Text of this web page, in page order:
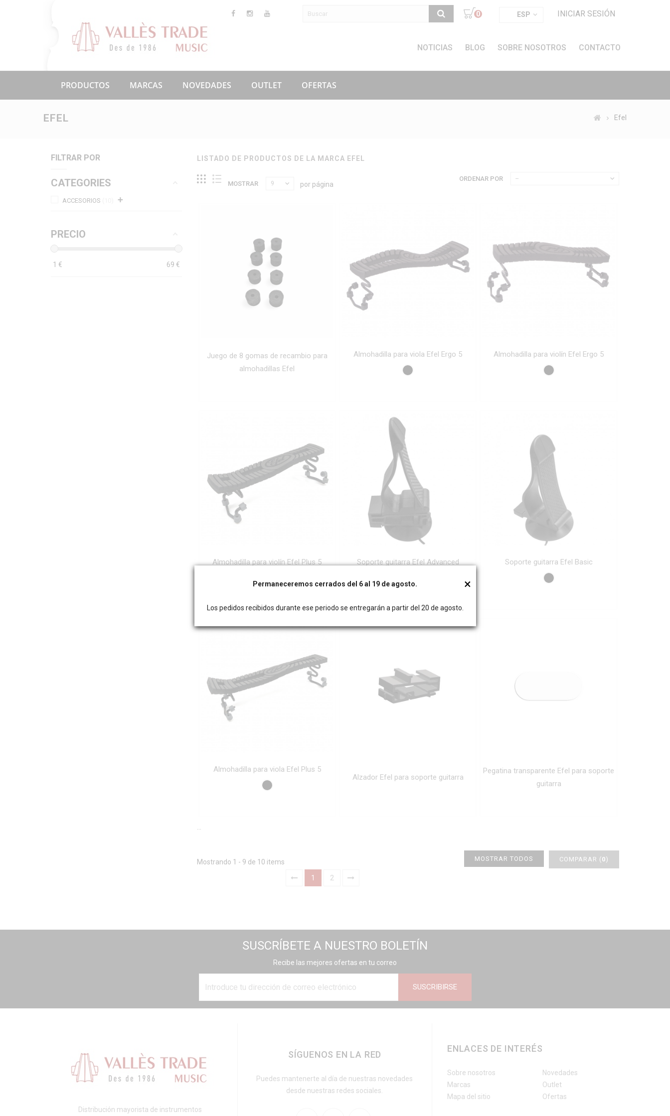
INICIAR SESIÓN
ESP
0
NOTICIAS BLOG SOBRE NOSOTROS CONTACTO
PRODUCTOS MARCAS NOVEDADES OUTLET OFERTAS
EFEL Efel
FILTRAR POR
CATEGORIES
ACCESORIOS +
PRECIO
1 € 69 €
LISTADO DE PRODUCTOS DE LA MARCA EFEL
ORDENAR POR --
MOSTRAR 9 por página
Juego de 8 gomas de recambio para
almohadillas Efel
Almohadilla para viola Efel Ergo 5 Almohadilla para violín Efel Ergo 5
Almohadilla para violín Efel Plus 5 Soporte guitarra Efel Advanced Soporte guitarra Efel Basic
Almohadilla para viola Efel Plus 5
Alzador Efel para soporte guitarra
Pegatina transparente Efel para soporte
guitarra
...
COMPARAR (0)
MOSTRAR TODOS
1 2
Mostrando 1 - 9 de 10 items
SUSCRÍBETE A NUESTRO BOLETÍN
Recibe las mejores ofertas en tu correo
SUSCRIBIRSE
Distribución mayorista de instrumentos
SÍGUENOS EN LA RED
Puedes mantenerte al día de nuestras novedades
desde nuestras redes sociales.
ENLACES DE INTERÉS
Sobre nosotros
Marcas
Mapa del sitio
Novedades
Outlet
Ofertas
Permaneceremos cerrados del 6 al 19 de agosto.
Los pedidos recibidos durante ese periodo se entregarán a partir del 20 de agosto.
×